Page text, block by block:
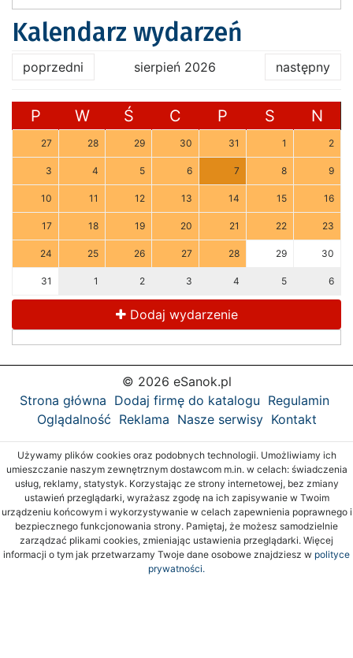
Kalendarz wydarzeń
poprzedni sierpień 2026 następny
P W Ś C P S N
27 28 29 30 31 1 2
3 4 5 6 7 8 9
10 11 12 13 14 15 16
17 18 19 20 21 22 23
24 25 26 27 28 29 30
31 1 2 3 4 5 6
Dodaj wydarzenie
© 2026 eSanok.pl
Strona główna Dodaj firmę do katalogu Regulamin
Oglądalność Reklama Nasze serwisy Kontakt
Używamy plików cookies oraz podobnych technologii. Umożliwiamy ich
umieszczanie naszym zewnętrznym dostawcom m.in. w celach: świadczenia
usług, reklamy, statystyk. Korzystając ze strony internetowej, bez zmiany
ustawień przeglądarki, wyrażasz zgodę na ich zapisywanie w Twoim
urządzeniu końcowym i wykorzystywanie w celach zapewnienia poprawnego i
bezpiecznego funkcjonowania strony. Pamiętaj, że możesz samodzielnie
zarządzać plikami cookies, zmieniając ustawienia przeglądarki. Więcej
informacji o tym jak przetwarzamy Twoje dane osobowe znajdziesz w polityce
prywatności.